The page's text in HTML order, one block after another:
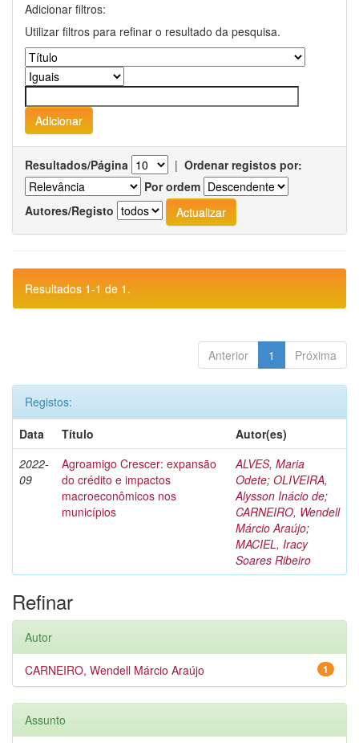
Adicionar filtros:
Utilizar filtros para refinar o resultado da pesquisa.
Resultados/Página | Ordenar registos por:
Por ordem
Autores/Registo
Resultados 1-1 de 1.
Anterior 1 Próxima
Registos:
Data
Título
Autor(es)
2022-
09
Agroamigo Crescer: expansão
do crédito e impactos
macroeconômicos nos
municípios
ALVES, Maria
Odete; OLIVEIRA,
Alysson Inácio de;
CARNEIRO, Wendell
Márcio Araújo;
MACIEL, Iracy
Soares Ribeiro
Refinar
Autor
1
CARNEIRO, Wendell Márcio Araújo
Assunto